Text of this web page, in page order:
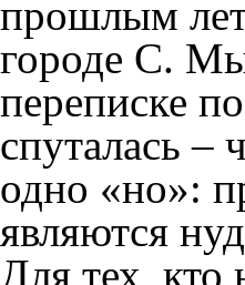
прошлым
городе С.
переписке
спуталась –
одно «но»:
являются
Для тех, кто